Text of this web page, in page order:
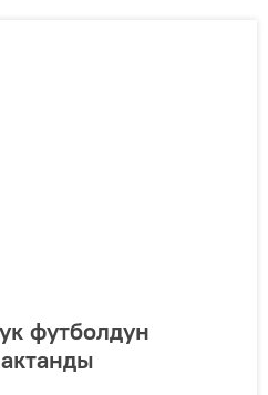
футболдун